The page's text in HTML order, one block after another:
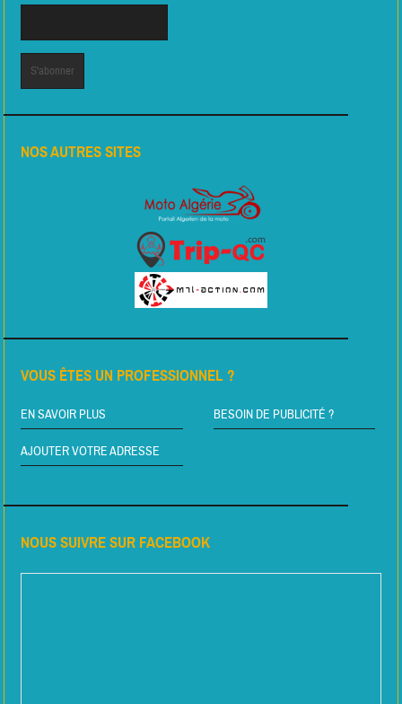
NOS AUTRES SITES
VOUS ÊTES UN PROFESSIONNEL ?
EN SAVOIR PLUS BESOIN DE PUBLICITÉ ?
AJOUTER VOTRE ADRESSE
NOUS SUIVRE SUR FACEBOOK